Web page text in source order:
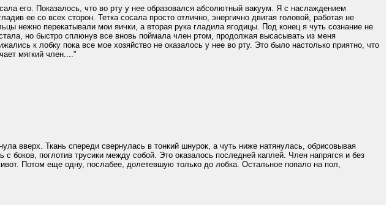
его. Показалось, что во рту у нее образовался абсолютный вакуум. Я с наслаждением
ее со всех сторон. Тетка сосала просто отлично, энергично двигая головой, работая не
нежно перекатывали мои яички, а вторая рука гладила ягодицы. Под конец я чуть сознание не
но быстро сплюнув все вновь поймала член ртом, продолжая высасывать из меня
к лобку пока все мое хозяйство не оказалось у нее во рту. Это было настолько приятно, что
мягкий член...."
вверх. Ткань спереди свернулась в тонкий шнурок, а чуть ниже натянулась, обрисовывая
боков, поглотив трусики между собой. Это оказалось последней каплей. Член напрягся и без
Потом еще одну, послабее, долетевшую только до лобка. Остальное попало на пол,